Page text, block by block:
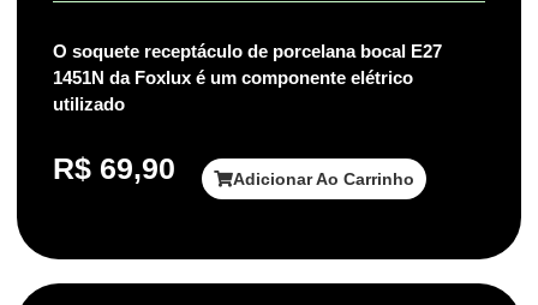
O soquete receptáculo de porcelana bocal E27
1451N da Foxlux é um componente elétrico
utilizado
R$ 69,90 Adicionar Ao Carrinho